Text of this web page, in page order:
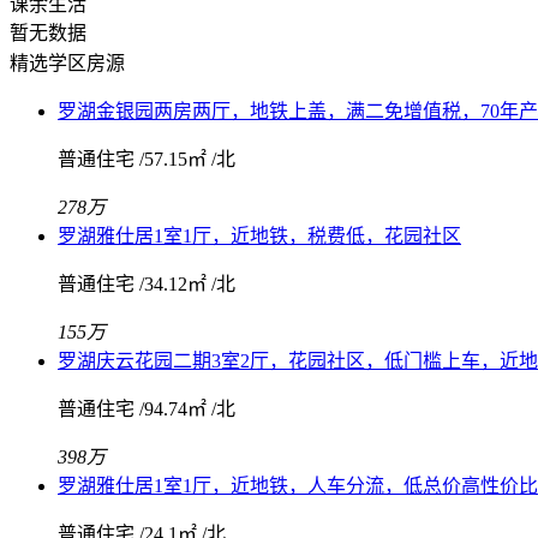
暂无数据
精选学区房源
罗湖金银园两房两厅，地铁上盖，满二免增值税，70年
普通住宅 /57.15㎡ /北
278万
罗湖雅仕居1室1厅，近地铁，税费低，花园社区
普通住宅 /34.12㎡ /北
155万
罗湖庆云花园二期3室2厅，花园社区，低门槛上车，近
普通住宅 /94.74㎡ /北
398万
罗湖雅仕居1室1厅，近地铁，人车分流，低总价高性价比
普通住宅 /24.1㎡ /北